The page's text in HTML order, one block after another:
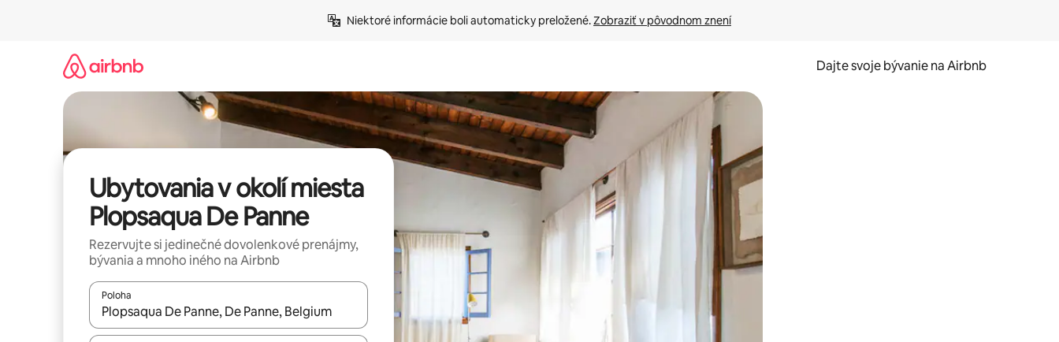
Niektoré informácie boli automaticky preložené. Zobraziť v pôvodnom znení
Dajte svoje bývanie na Airbnb
Ubytovania v okolí miesta
Plopsaqua De Panne
Rezervujte si jedinečné dovolenkové prenájmy,
bývania a mnoho iného na Airbnb
Poloha
Keď budú výsledky k dispozícii, môžete si ich prechádzať pomocou klávesov so šípkami nahor a nadol alebo ich preskúmať pomocou dotykových gest či potiahnutia prstom.